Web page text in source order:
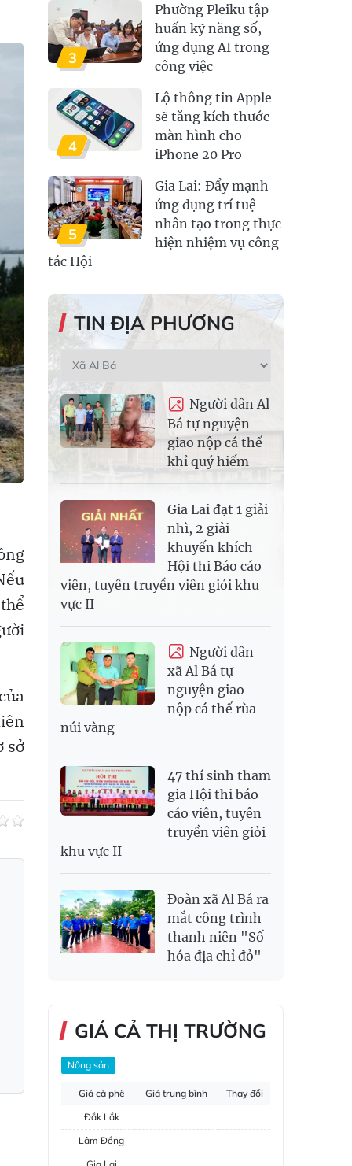
sở
3
Phường Pleiku tập
huấn kỹ năng số,
ứng dụng AI trong
công việc
4
Lộ thông tin Apple
sẽ tăng kích thước
màn hình cho
iPhone 20 Pro
5
Gia Lai: Đẩy mạnh
ứng dụng trí tuệ
nhân tạo trong thực
hiện nhiệm vụ công
tác Hội
TIN ĐỊA PHƯƠNG
Người dân Al
Bá tự nguyện
giao nộp cá thể
khỉ quý hiếm
Gia Lai đạt 1 giải
nhì, 2 giải
khuyến khích
Hội thi Báo cáo
viên, tuyên truyền viên giỏi khu
vực II
Người dân
xã Al Bá tự
nguyện giao
nộp cá thể rùa
núi vàng
47 thí sinh tham
gia Hội thi báo
cáo viên, tuyên
truyền viên giỏi
khu vực II
Đoàn xã Al Bá ra
mắt công trình
thanh niên "Số
hóa địa chỉ đỏ"
GIÁ CẢ THỊ TRƯỜNG
Nông sản
Giá cà phê Giá trung bình
Thay đổi
Đắk Lắk
Lâm Đồng